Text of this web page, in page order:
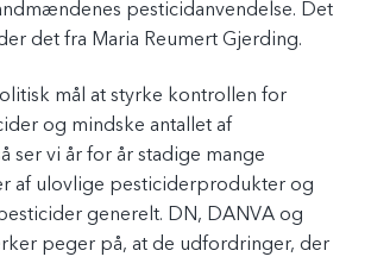
pesticidanvendelse. Det
det fra Maria Reumert Gjerding.
mål at styrke kontrollen for
og mindske antallet af
ser vi år for år stadige mange
af ulovlige pesticiderprodukter og
generelt. DN, DANVA og
peger på, at de udfordringer, der